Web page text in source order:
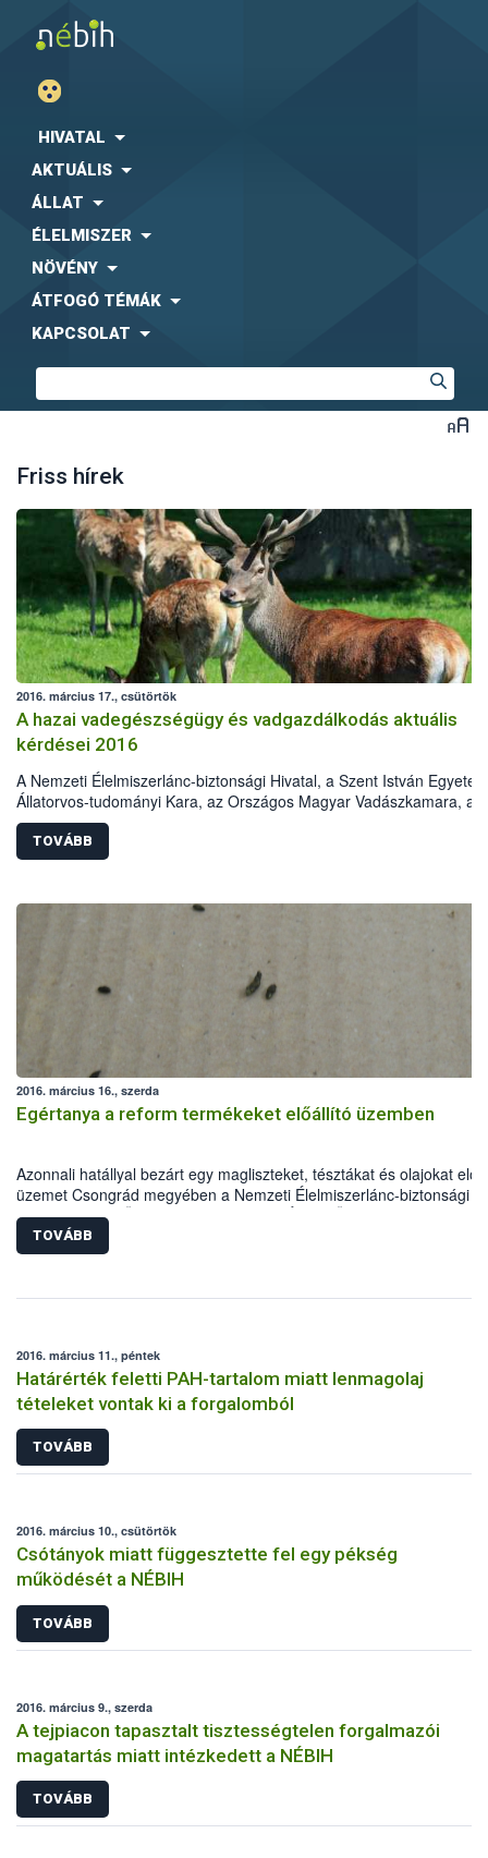
HIVATAL
AKTUÁLIS
ÁLLAT
ÉLELMISZER
NÖVÉNY
ÁTFOGÓ TÉMÁK
KAPCSOLAT
Friss hírek
2016. március 17., csütörtök
A hazai vadegészségügy és vadgazdálkodás aktuális
kérdései 2016
A Nemzeti Élelmiszerlánc-biztonsági Hivatal, a Szent István Egyetem
Állatorvos-tudományi Kara, az Országos Magyar Vadászkamara, az
Országos Magyar Vadászati Védegylet, a Magyar Tudományos
Akadémia Erdészeti Tudományos Bizottság Vadgazdálkodási
Albizottsága és a Földművelésügyi Minisztérium Élelmiszerlánc-
vadgazdálkodás aktuális kérdései 2016„ címmel konferenciát
2016. április 5-ére. A rendezvény helyszíne a Szent István Egyetem
Állatorvos-tudományi Karának Aulája. Az előadásokat a
vadegészségügy, vadgazdálkodás, állategészségügy, valamint a
vadászati igazgatás területén dolgozó szakemberek tartják az
tervezett témakörökben:
TOVÁBB
2016. március 16., szerda
Egértanya a reform termékeket előállító üzemben
Azonnali hatállyal bezárt egy magliszteket, tésztákat és olajokat
üzemet Csongrád megyében a Nemzeti Élelmiszerlánc-biztonsági
Hivatal Kiemelt Ügyek Igazgatósága (NÉBIH KÜI). A szakemberek
ellenőrzés során egereket találtak az alapanyagraktárban, emellett a
nyomonkövethetőséggel és a dokumentációval is gondok voltak. Az
vontak ki a forgalomból. A KÜI kötelezte az élelmiszer-vállalkozót a
TOVÁBB
2016. március 11., péntek
Határérték feletti PAH-tartalom miatt lenmagolaj
tételeket vontak ki a forgalomból
TOVÁBB
2016. március 10., csütörtök
Csótányok miatt függesztette fel egy pékség
működését a NÉBIH
TOVÁBB
2016. március 9., szerda
A tejpiacon tapasztalt tisztességtelen forgalmazói
magatartás miatt intézkedett a NÉBIH
TOVÁBB